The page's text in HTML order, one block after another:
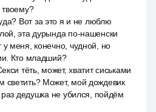
Вот за это я и не люблю
эта дурында по-нашенски
меня, конечно, чудной, но
Кто младший?
тёть, может, хватит сиськами
светить? Может, мой дождевик
дедушка не убился, пойдём